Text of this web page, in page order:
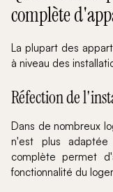
complète
La plupart des
à niveau des
Réfection de
Dans de nombreux
n'est plus adaptée
complète permet
fonctionnalité du